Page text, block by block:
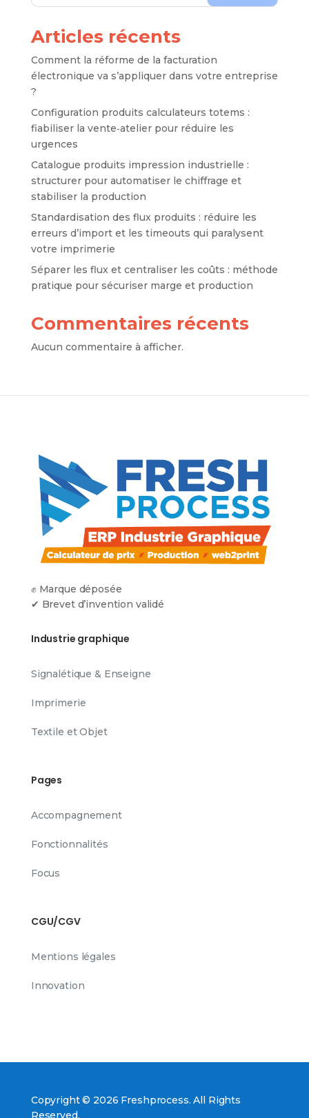
Articles récents
Comment la réforme de la facturation
électronique va s’appliquer dans votre entreprise
?
Configuration produits calculateurs totems :
fiabiliser la vente‑atelier pour réduire les
urgences
Catalogue produits impression industrielle :
structurer pour automatiser le chiffrage et
stabiliser la production
Standardisation des flux produits : réduire les
erreurs d’import et les timeouts qui paralysent
votre imprimerie
Séparer les flux et centraliser les coûts : méthode
pratique pour sécuriser marge et production
Commentaires récents
Aucun commentaire à afficher.
✊ Marque déposée
✔ Brevet d’invention validé
Industrie graphique
Signalétique & Enseigne
Imprimerie
Textile et Objet
Pages
Accompagnement
Fonctionnalités
Focus
CGU/CGV
Mentions légales
Innovation
Copyright © 2026 Freshprocess. All Rights